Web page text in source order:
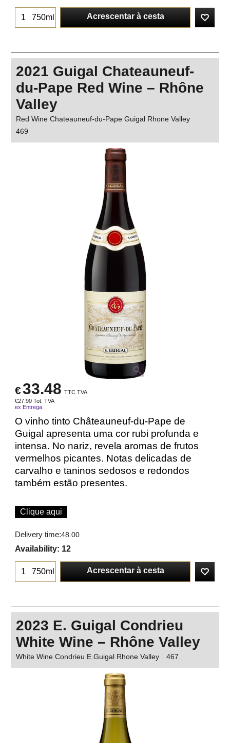
750ml Acrescentar à cesta
2021 Guigal Chateauneuf-
du-Pape Red Wine – Rhône
Valley
Red Wine Chateauneuf-du-Pape Guigal Rhone Valley
469
€33.48 TTC TVA
€27.90 Tot. TVA
ex Entrega
O vinho tinto Châteauneuf-du-Pape de
Guigal apresenta uma cor rubi profunda e
intensa. No nariz, revela aromas de frutos
vermelhos picantes. Notas delicadas de
carvalho e taninos sedosos e redondos
também estão presentes.
Clique aqui
Delivery time:48.00
Availability: 12
750ml Acrescentar à cesta
2023 E. Guigal Condrieu
White Wine – Rhône Valley
White Wine Condrieu E.Guigal Rhone Valley 467